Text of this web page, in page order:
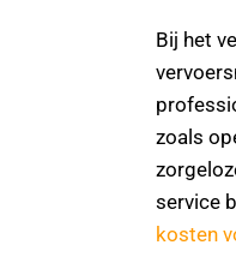
Bij het
zoals
service
kosten